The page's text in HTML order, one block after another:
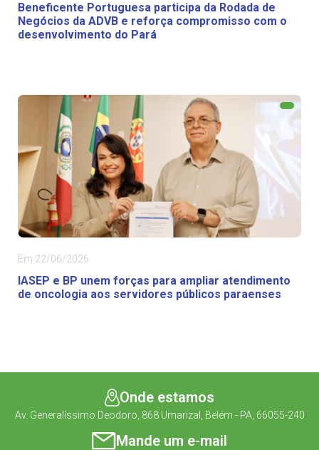
Beneficente Portuguesa participa da Rodada de
Negócios da ADVB e reforça compromisso com o
desenvolvimento do Pará
Em 22/06/2026
IASEP e BP unem forças para ampliar atendimento
de oncologia aos servidores públicos paraenses
Onde estamos
Av. Generalíssimo Deodoro, 868 Umarizal, Belém - PA, 66055-240
Mande um e-mail